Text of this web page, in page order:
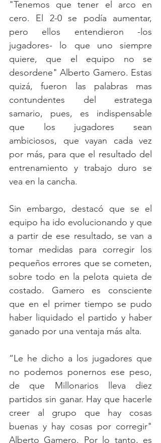
"Tenemos que tener el arco en
cero. El 2-0 se podía aumentar,
pero ellos entendieron -los
jugadores- lo que uno siempre
quiere, que el equipo no se
desordene" Alberto Gamero. Estas
quizá, fueron las palabras mas
contundentes del estratega
samario, pues, es indispensable
que los jugadores sean
ambiciosos, que vayan cada vez
por más, para que el resultado del
entrenamiento y trabajo duro se
vea en la cancha.
Sin embargo, destacó que se el
equipo ha ido evolucionando y que
a partir de ese resultado, se van a
tomar medidas para corregir los
pequeños errores que se cometen,
sobre todo en la pelota quieta de
costado. Gamero es consciente
que en el primer tiempo se pudo
haber liquidado el partido y haber
ganado por una ventaja más alta.
“Le he dicho a los jugadores que
no podemos ponernos ese peso,
de que Millonarios lleva diez
partidos sin ganar. Hay que hacerle
creer al grupo que hay cosas
buenas y hay cosas por corregir"
Alberto Gamero. Por lo tanto, es